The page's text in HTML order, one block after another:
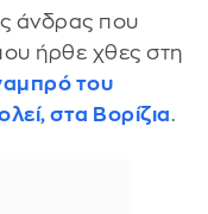
άνδρας που
ήρθε χθες στη
του
στα Βορίζια.